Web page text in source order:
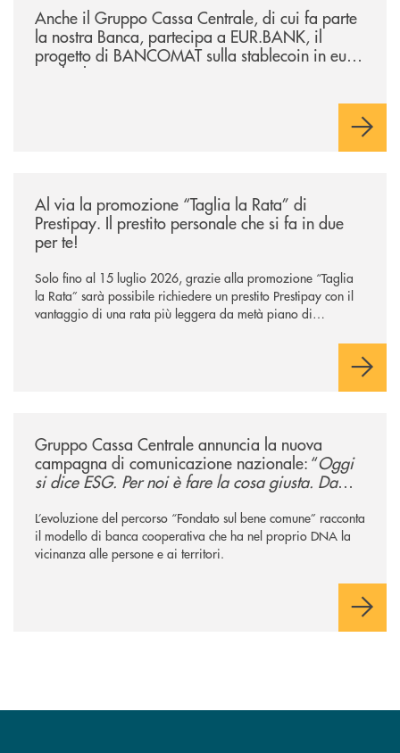
Anche il Gruppo Cassa Centrale, di cui fa parte
la nostra Banca, partecipa a EUR.BANK, il
progetto di BANCOMAT sulla stablecoin in euro
e sul relativo ecosistema
Al via la promozione “Taglia la Rata” di
Prestipay. Il prestito personale che si fa in due
per te!
Solo fino al 15 luglio 2026, grazie alla promozione “Taglia
la Rata” sarà possibile richiedere un prestito Prestipay con il
vantaggio di una rata più leggera da metà piano di
Gruppo Cassa Centrale annuncia la nuova
campagna di comunicazione nazionale: “Oggi
si dice ESG. Per noi è fare la cosa giusta. Da
L’evoluzione del percorso “Fondato sul bene comune” racconta
il modello di banca cooperativa che ha nel proprio DNA la
vicinanza alle persone e ai territori.